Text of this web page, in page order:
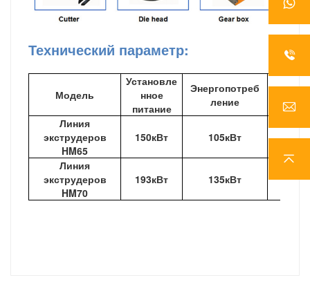
Технический параметр:
Модель
Установле
нное
питание
Энергопотреб
ление
Линия
экструдеров
HM65
150кВт 105кВт 120-
Линия
экструдеров
HM70
193кВт 135кВт 200-